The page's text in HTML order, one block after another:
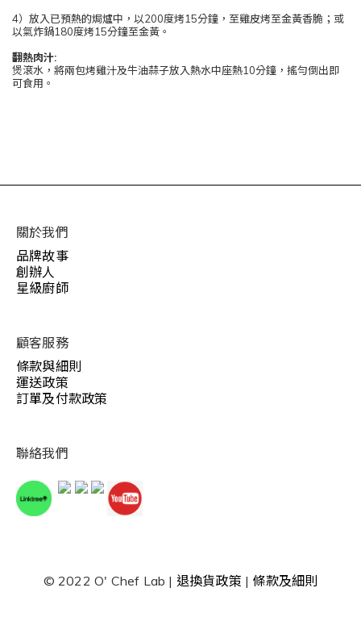
4）放入已預熱的焗爐中，以200度烤15分鐘，至雞皮烤至金黃香脆；或
以氣炸鍋180度烤15分鐘至金黃。
翻熱肉汁:
煲滾水，將兩包烤雞汁及牛油蒜子放入熱水中座熱10分鐘，搖勻倒出即
可食用。
關於我們
品牌故事
創辦人
星級廚師
顧客服務
條款與細則
運送政策
訂單及付款政策
聯絡我們
© 2022 O' Chef Lab | 退換貨政策 | 條款及細則